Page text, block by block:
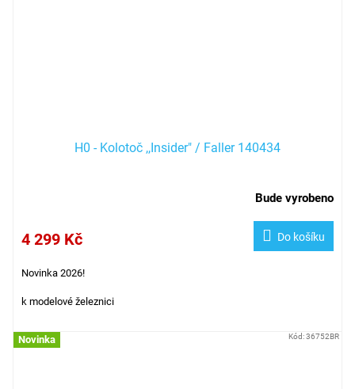
H0 - Kolotoč ,,Insider" / Faller 140434
Bude vyrobeno
4 299 Kč Do košíku
Novinka 2026!
k modelové železnici
Novinka Kód:36752BR